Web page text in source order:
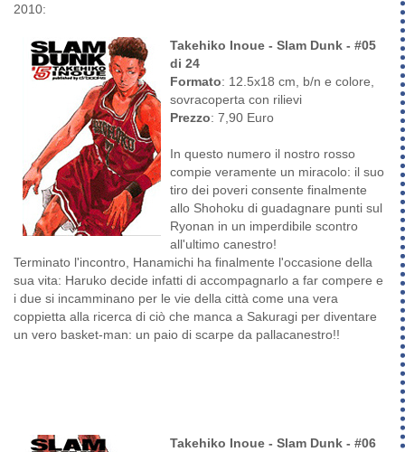
2010:
Takehiko Inoue - Slam Dunk - #05
di 24
Formato: 12.5x18 cm, b/n e colore,
sovracoperta con rilievi
Prezzo: 7,90 Euro
In questo numero il nostro rosso
compie veramente un miracolo: il suo
tiro dei poveri consente finalmente
allo Shohoku di guadagnare punti sul
Ryonan in un imperdibile scontro
all'ultimo canestro!
Terminato l'incontro, Hanamichi ha finalmente l'occasione della
sua vita: Haruko decide infatti di accompagnarlo a far compere e
i due si incamminano per le vie della città come una vera
coppietta alla ricerca di ciò che manca a Sakuragi per diventare
un vero basket-man: un paio di scarpe da pallacanestro!!
Takehiko Inoue - Slam Dunk - #06